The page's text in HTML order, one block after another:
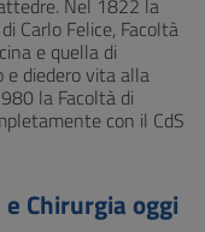
Nel 1822 la
Carlo Felice, Facoltà
e quella di
e diedero vita alla
la Facoltà di
con il CdS
Chirurgia oggi